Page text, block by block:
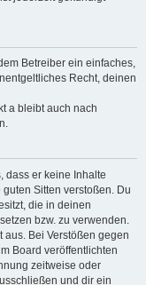
Betreiber ein einfaches,
Recht, deinen
a bleibt auch nach
dass er keine Inhalte
Sitten verstoßen. Du
die in deinen
bzw. zu verwenden.
aus. Bei Verstößen gegen
Board veröffentlichten
zeitweise oder
und dir ein